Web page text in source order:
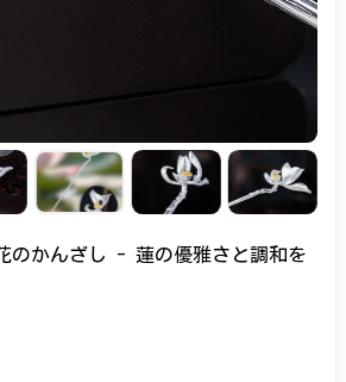
のかんざし - 蓮の優雅さと調和を